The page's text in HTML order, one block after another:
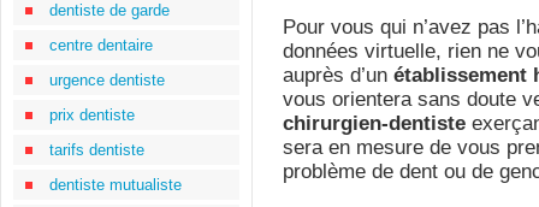
dentiste de garde
centre dentaire
urgence dentiste
prix dentiste
tarifs dentiste
dentiste mutualiste
Pour vous qui n’avez pas
données virtuelle, rien ne
auprès d’un établissement
vous orientera sans doute
chirurgien-dentiste
sera en mesure de vous
problème de dent ou de